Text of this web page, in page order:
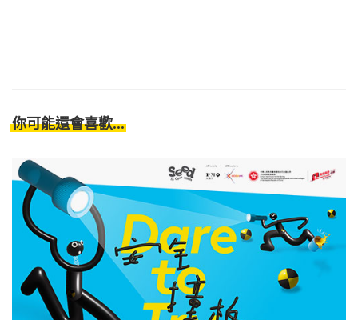
你可能還會喜歡...